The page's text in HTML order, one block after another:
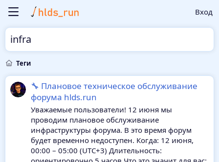
Вход
infra
Теги
🔧 Плановое техническое обслуживание
форума hlds.run
Уважаемые пользователи! 12 июня мы
проводим плановое обслуживание
инфраструктуры форума. В это время форум
будет временно недоступен. Когда: 12 июня,
00:00 – 05:00 (UTC+3) Длительность: